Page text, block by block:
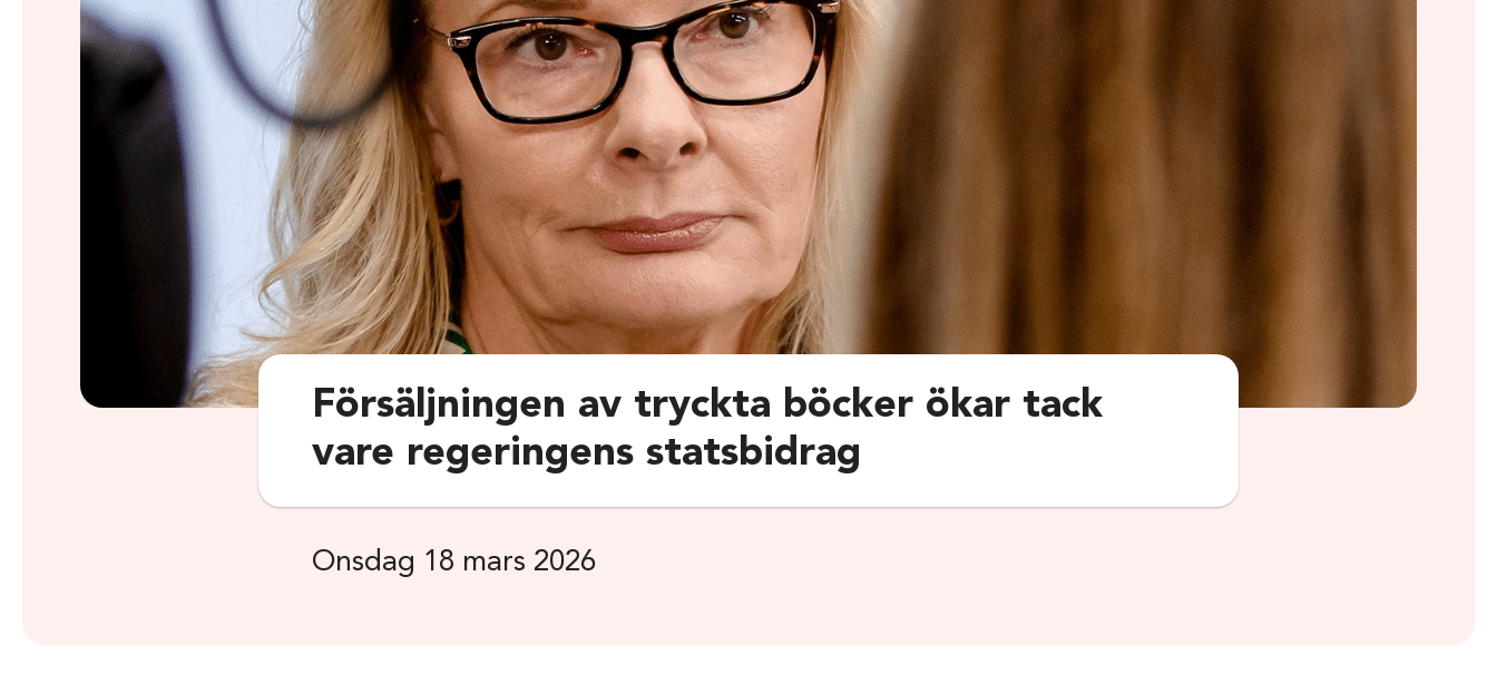
Försäljningen av tryckta böcker ökar tack
vare regeringens statsbidrag
Onsdag 18 mars 2026